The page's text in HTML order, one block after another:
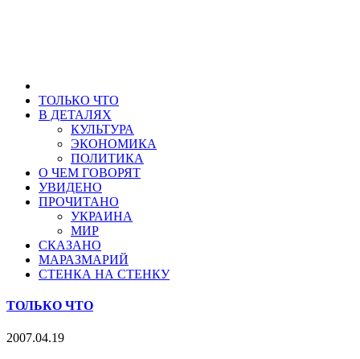
ТОЛЬКО ЧТО
В ДЕТАЛЯХ
КУЛЬТУРА
ЭКОНОМИКА
ПОЛИТИКА
О ЧЕМ ГОВОРЯТ
УВИДЕНО
ПРОЧИТАНО
УКРАИНА
МИР
СКАЗАНО
МАРАЗМАРИЙ
СТЕНКА НА СТЕНКУ
ТОЛЬКО ЧТО
2007.04.19